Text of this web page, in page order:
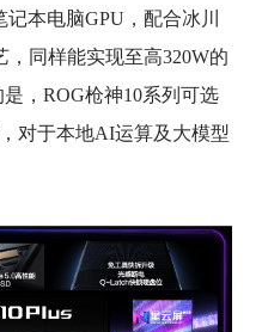
本电脑GPU，配合冰川
，同样能实现至高320W的
，ROG枪神10系列可选
对于本地AI运算及大模型